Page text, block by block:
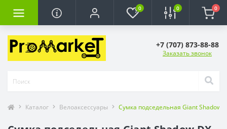
0 0 0
+7 (707) 873-88-88
Заказать звонок
Каталог Велоаксессуары Сумка подседельная Giant Shadow